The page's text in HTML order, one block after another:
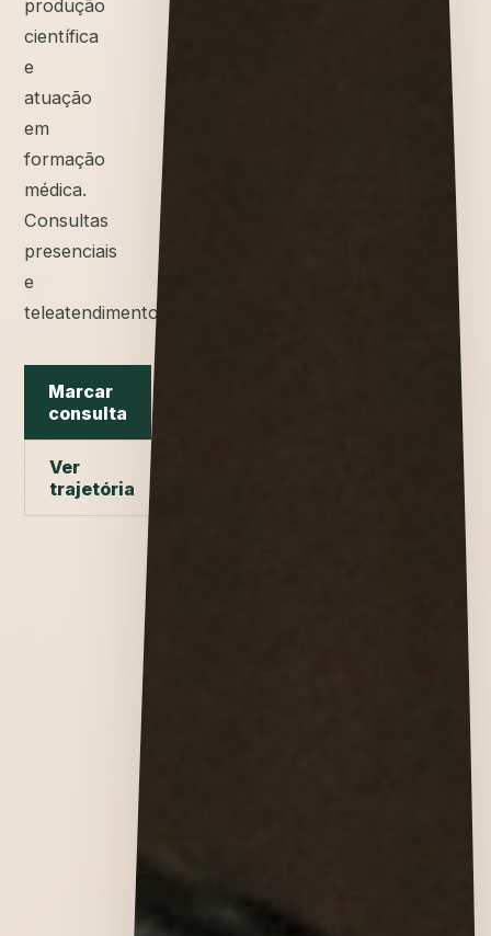
produção
científica
e
atuação
em
formação
médica.
Consultas
presenciais
e
teleatendimento.
Marcar
consulta
Ver
trajetória